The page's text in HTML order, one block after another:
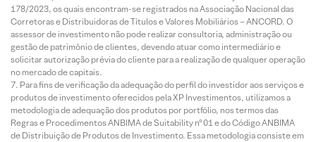
178/2023, os quais encontram-se registrados na Associação Nacional das
Corretoras e Distribuidoras de Títulos e Valores Mobiliários – ANCORD. O
assessor de investimento não pode realizar consultoria, administração ou
gestão de patrimônio de clientes, devendo atuar como intermediário e
solicitar autorização prévia do cliente para a realização de qualquer operação
no mercado de capitais.
Para fins de verificação da adequação do perfil do investidor aos serviços e
produtos de investimento oferecidos pela XP Investimentos, utilizamos a
metodologia de adequação dos produtos por portfólio, nos termos das
Regras e Procedimentos ANBIMA de Suitability nº 01 e do Código ANBIMA
de Distribuição de Produtos de Investimento. Essa metodologia consiste em